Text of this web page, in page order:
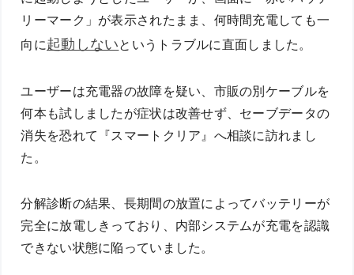
リーマーク」が表示されたまま、何時間充電しても一
向に起動しないというトラブルに直面しました。
ユーザーは充電器の故障を疑い、市販の別ケーブルを
何本も試しましたが症状は改善せず、セーブデータの
消失を恐れて『スマートクリア』へ相談に訪れまし
た。
分解診断の結果、長期間の放置によってバッテリーが
完全に放電しきっており、内部システムが充電を認識
できない状態に陥っていました。